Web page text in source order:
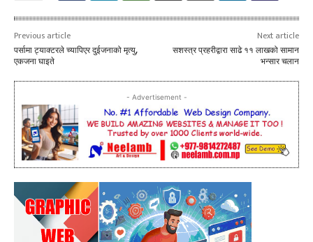
Previous article
पर्सामा ट्याक्टरले च्यापिएर दुईजनाको मृत्यु,
एकजना घाइते
Next article
सशस्त्र प्रहरीद्वारा साढे ११ लाखको सामान
भन्सार चलान
- Advertisement -